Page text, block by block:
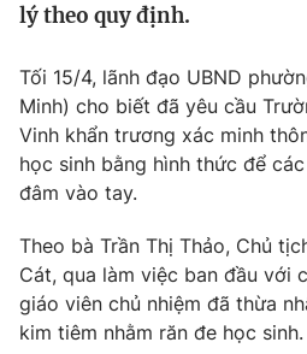
Tin tức
Thế giới đó đây
Câu chuyện quốc tế
Kinh tế
Tài chính
Thị trường
Góc doanh nghiệp
Dữ liệu và đời sống
Truyền hình
Hậu trường
Nhân vật
Giải trí
Điện ảnh
Âm nhạc
Đời sống
lý theo quy định.
Tối 15/4, lãnh đạo UBND
Minh) cho biết đã yêu cầu
Vinh khẩn trương xác minh
học sinh bằng hình thức để
đâm vào tay.
Theo bà Trần Thị Thảo, Chủ
Cát, qua làm việc ban đầu với
giáo viên chủ nhiệm đã thừa
kim tiêm nhằm răn đe học sinh.